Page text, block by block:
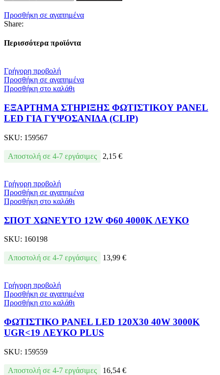
Προσθήκη σε αγαπημένα
Share:
Περισσότερα προϊόντα
Γρήγορη προβολή
Προσθήκη σε αγαπημένα
Προσθήκη στο καλάθι
ΕΞΑΡΤΗΜΑ ΣΤΗΡΙΞΗΣ ΦΩΤΙΣΤΙΚΟΥ PANEL
LED ΓΙΑ ΓΥΨΟΣΑΝΙΔΑ (CLIP)
SKU: 159567
Αποστολή σε 4-7 εργάσιμες 2,15 €
Γρήγορη προβολή
Προσθήκη σε αγαπημένα
Προσθήκη στο καλάθι
ΣΠΟΤ ΧΩΝΕΥΤΟ 12W Φ60 4000Κ ΛΕΥΚΟ
SKU: 160198
Αποστολή σε 4-7 εργάσιμες 13,99 €
Γρήγορη προβολή
Προσθήκη σε αγαπημένα
Προσθήκη στο καλάθι
ΦΩΤΙΣΤΙΚΟ PANEL LED 120X30 40W 3000Κ
UGR<19 ΛΕΥΚΟ PLUS
SKU: 159559
Αποστολή σε 4-7 εργάσιμες 16,54 €